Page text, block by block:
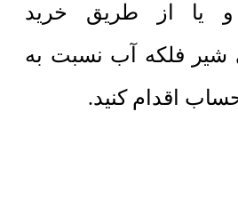
و یا از طریق خرید
شیر فلکه آب نسبت به
اقدام کنید.